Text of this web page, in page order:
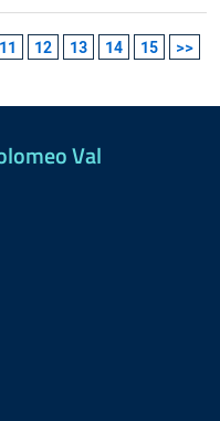
11 12 13 14 15 >>
Val